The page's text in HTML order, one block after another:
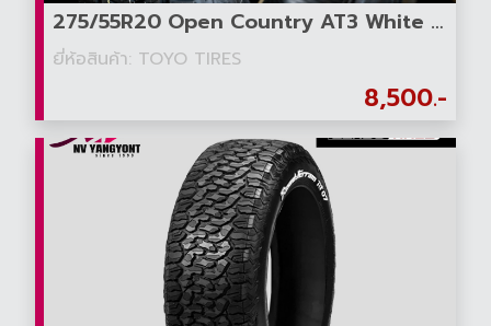
275/55R20 Open Country AT3 White Letter
ยี่ห้อสินค้า: TOYO TIRES
8,500.-